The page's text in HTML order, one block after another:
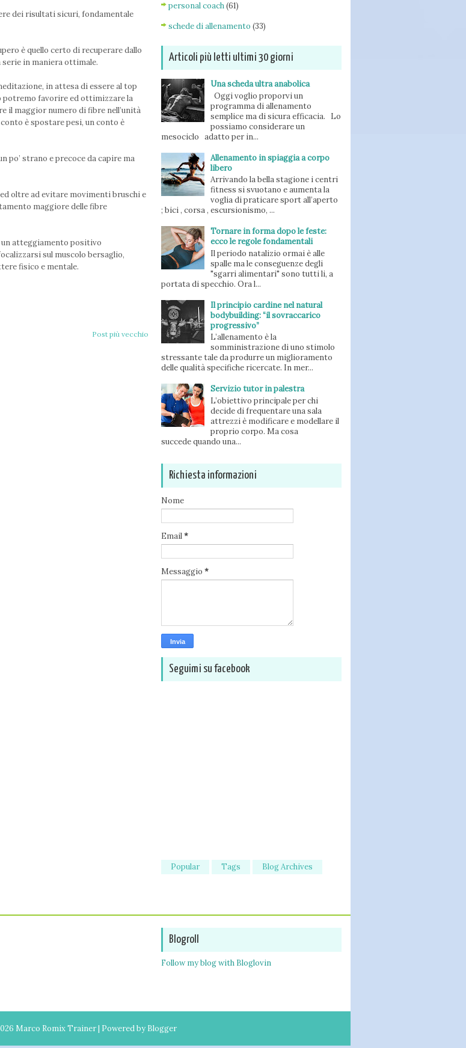
dei risultati sicuri, fondamentale
è quello certo di recuperare dallo
serie in maniera ottimale.
in attesa di essere al top
potremo favorire ed ottimizzare la
il maggior numero di fibre nell’unità
è spostare pesi, un conto è
po’ strano e precoce da capire ma
oltre ad evitare movimenti bruschi e
maggiore delle fibre
atteggiamento positivo
sul muscolo bersaglio,
fisico e mentale.
Post più vecchio
personal coach(61)
schede di allenamento (33)
Articoli più letti ultimi 30 giorni
Una scheda ultra anabolica
Oggi voglio proporvi un
programma di allenamento
semplice ma di sicura efficacia. Lo
possiamo considerare un
mesociclo adatto per in...
Allenamento in spiaggia a corpo
libero
Arrivando la bella stagione i centri
fitness si svuotano e aumenta la
voglia di praticare sport all’aperto
; bici , corsa , escursionismo, ...
Tornare in forma dopo le feste:
ecco le regole fondamentali
Il periodo natalizio ormai è alle
spalle ma le conseguenze degli
"sgarri alimentari" sono tutti li, a
portata di specchio. Ora l...
Il principio cardine nel natural
bodybuilding: “il sovraccarico
progressivo”
L’allenamento è la
somministrazione di uno stimolo
stressante tale da produrre un miglioramento
delle qualità specifiche ricercate. In mer...
Servizio tutor in palestra
L’obiettivo principale per chi
decide di frequentare una sala
attrezzi è modificare e modellare il
proprio corpo. Ma cosa
succede quando una...
Richiesta informazioni
Nome
Email*
Messaggio *
Seguimi su facebook
Popular Tags Blog Archives
Blogroll
Follow my blog with Bloglovin
Marco Romix Trainer| Powered by Blogger